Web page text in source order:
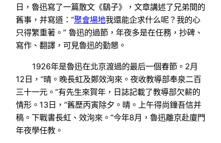
日，魯迅寫了一篇散文《鷂子》，文章講述了兄弟間的
舊事，并寫道：“聚會場地我還能企求什么呢？我的心
只得繁重著。” 魯迅的過節，年夜多是在任務，抄碑、
寫作、翻譯，可見魯迅的勤懇。
1926年是魯迅在北京渡過的最后一個春節。2月
12日，“晴。晚長虹及鄭效洵來。夜收教導部奉泉二百
三十一元。”有先生來賀年，日誌記載了教導部欠薪的
情形。13日，“舊歷丙寅除夕。晴。上午得尚鐘吾信并
稿。下戰書長虹、效洵來。”今年8月，魯迅離京赴廈門
年夜學任教。